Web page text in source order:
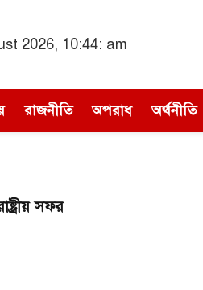
2026, 10:44: am
রাজনীতি অপরাধ অর্থনীতি
সফর